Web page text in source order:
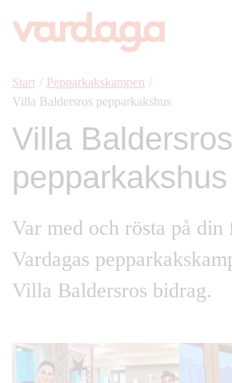
Start / Pepparkakskampen /
Villa Baldersros pepparkakshus
Villa Baldersros
pepparkakshus
Var med och rösta på
Vardagas
Villa Baldersros bidrag.